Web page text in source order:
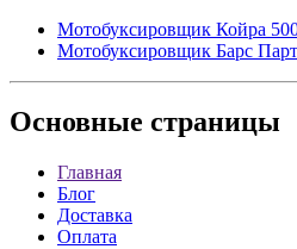
Мотобуксировщик Койра
Мотобуксировщик Барс
Основные страницы
Главная
Блог
Доставка
Оплата